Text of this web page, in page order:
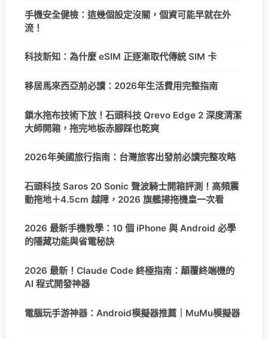
手機安全健檢：這幾個設定沒關，個資可能早就在外
流！
科技新知：為什麼 eSIM 正逐漸取代傳統 SIM 卡
移居馬來西亞前必讀：2026年生活費用完整指南
鎖水拖布技術下放！石頭科技 Qrevo Edge 2 深度清潔
大師開箱，拖完地板赤腳踩也乾爽
2026年美國旅行指南：台灣旅客出發前必讀完整攻略
石頭科技 Saros 20 Sonic 聲波騎士開箱評測！高頻震
動拖地＋4.5cm 越障，2026 旗艦掃拖機皇一次看
2026 最新手機教學：10 個 iPhone 與 Android 必學
的隱藏功能與省電秘訣
2026 最新！Claude Code 終極指南：顛覆終端機的
AI 程式開發神器
電腦玩手游神器：Android模擬器推薦｜MuMu模擬器